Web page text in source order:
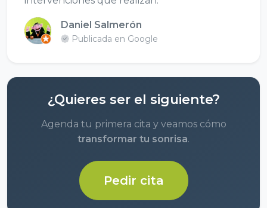
Daniel Salmerón
Publicada en Google
¿Quieres ser el siguiente?
Agenda tu primera cita y veamos cómo
transformar tu sonrisa.
Pedir cita